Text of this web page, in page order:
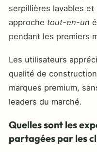
serpillières lavables
approche tout-en-un
pendant les premiers
Les utilisateurs
qualité de
marques premium,
leaders du marché.
Quelles sont les
partagées par les